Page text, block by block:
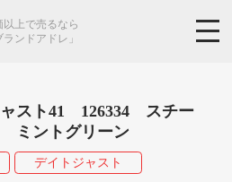
以上で売るなら
ランドアドレ」
スト41 126334 スチー
ミントグリーン
デイトジャスト